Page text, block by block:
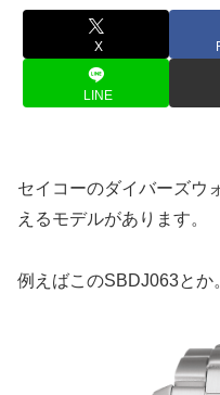
X
LINE
セイコーのダイバーズウ
えるモデルがあります。
例えばこのSBDJ063とか